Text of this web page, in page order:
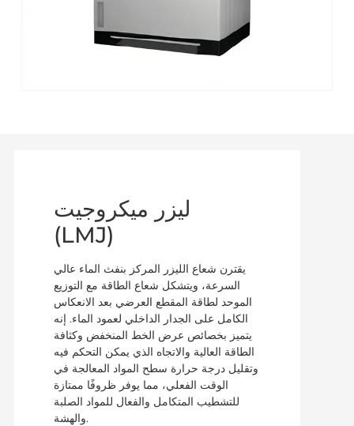
ليزر ميكروجيت
(LMJ)
يقترن شعاع الليزر المركز بنفث الماء عالي
السرعة، ويتشكل شعاع الطاقة مع التوزيع
الموحد لطاقة المقطع العرضي بعد الانعكاس
الكامل على الجدار الداخلي لعمود الماء. إنه
يتميز بخصائص عرض الخط المنخفض وكثافة
الطاقة العالية والاتجاه الذي يمكن التحكم فيه
وتقليل درجة حرارة سطح المواد المعالجة في
الوقت الفعلي، مما يوفر ظروفًا ممتازة
للتشطيب المتكامل والفعال للمواد الصلبة
والهشة.